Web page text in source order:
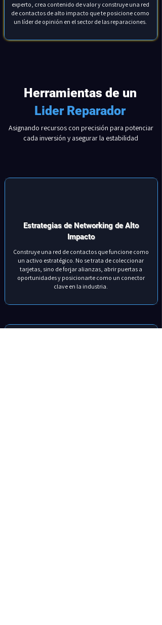
experto, crea contenido de valor y construye una red
de contactos de alto impacto que te posicione como
un líder de opinión en el sector de las reparaciones.
Herramientas de un
Lider Reparador
Asignando recursos con precisión para potenciar
cada inversión y asegurar la estabilidad
Estrategias de Networking de Alto
Impacto
Construye una red de contactos que funcione como
un activo estratégico. No se trata de coleccionar
tarjetas, sino de forjar alianzas, abrir puertas a
oportunidades y posicionarte como un conector
clave en la industria.